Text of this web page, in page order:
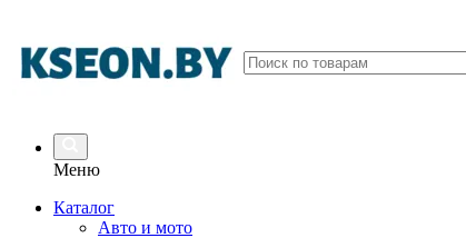
Меню
Каталог
Авто и мото